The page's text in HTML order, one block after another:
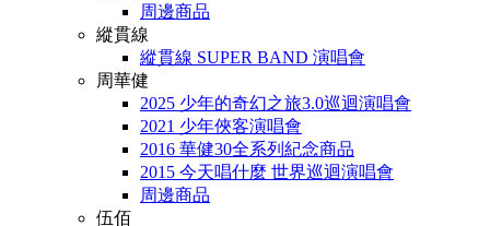
周邊商品
縱貫線
縱貫線 SUPER BAND 演唱會
周華健
2025 少年的奇幻之旅3.0巡迴演唱會
2021 少年俠客演唱會
2016 華健30全系列紀念商品
2015 今天唱什麼 世界巡迴演唱會
周邊商品
伍佰